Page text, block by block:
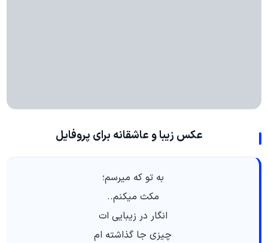
عکس زیبا و عاشقانه برای پروفایل
به تو که میرسم؛
مکث میکنم..
انگار در زیبایی ات
چیزی جا گذاشته ام